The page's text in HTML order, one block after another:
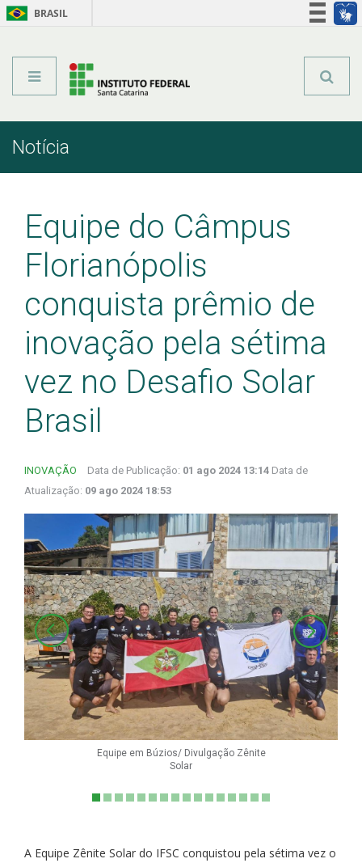
BRASIL
NotíciaInício
Equipe do Câmpus
Florianópolis
conquista prêmio de
inovação pela sétima
vez no Desafio Solar
Brasil
INOVAÇÃO Data de Publicação: 01 ago 2024 13:14 Data de
Atualização: 09 ago 2024 18:53
Equipe em Búzios/ Divulgação Zênite
Solar
A Equipe Zênite Solar do IFSC conquistou pela sétima vez o